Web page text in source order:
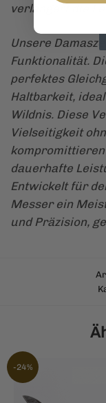
verlängert die
Unsere
Funktionalität.
perfektes
Haltbarkeit,
Wildnis. Diese
Vielseitigkeit
dauerhafte
Entwickelt für
Messer ein
und Präzision,
-24%